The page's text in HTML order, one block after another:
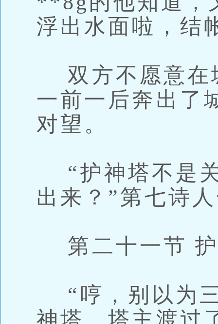
浮出水面啦，结
双方不愿意在
一前一后奔出了
对望。
“护神塔不是
出来？”第七诗
第二十一节
“哼，别以为
神塔，塔主渡过